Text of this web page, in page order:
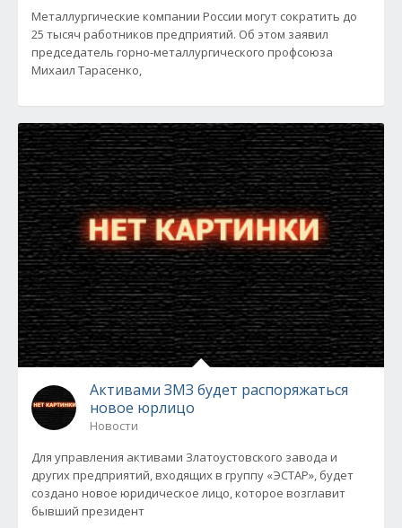
Металлургические компании России могут сократить до
25 тысяч работников предприятий. Об этом заявил
председатель горно-металлургического профсоюза
Михаил Тарасенко,
Активами ЗМЗ будет распоряжаться
новое юрлицо
Новости
Для управления активами Златоустовского завода и
других предприятий, входящих в группу «ЭСТАР», будет
создано новое юридическое лицо, которое возглавит
бывший президент